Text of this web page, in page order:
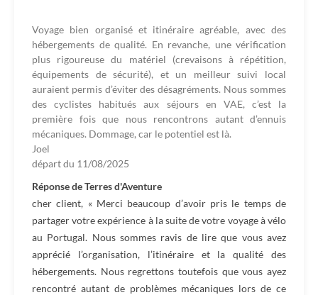
Voyage bien organisé et itinéraire agréable, avec des
hébergements de qualité. En revanche, une vérification
plus rigoureuse du matériel (crevaisons à répétition,
équipements de sécurité), et un meilleur suivi local
auraient permis d’éviter des désagréments. Nous sommes
des cyclistes habitués aux séjours en VAE, c’est la
première fois que nous rencontrons autant d’ennuis
mécaniques. Dommage, car le potentiel est là.
Joel
départ du 11/08/2025
Réponse de Terres d'Aventure
cher client, « Merci beaucoup d’avoir pris le temps de
partager votre expérience à la suite de votre voyage à vélo
au Portugal. Nous sommes ravis de lire que vous avez
apprécié l’organisation, l’itinéraire et la qualité des
hébergements. Nous regrettons toutefois que vous ayez
rencontré autant de problèmes mécaniques lors de ce